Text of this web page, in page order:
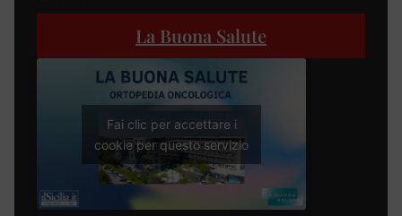
La Buona Salute
Fai clic per accettare i
cookie per questo servizio